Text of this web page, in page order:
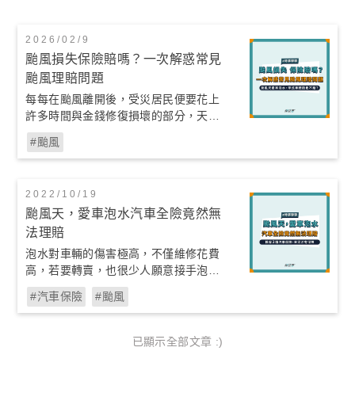
颱風損失保險賠嗎？一次解惑常見
颱風理賠問題
2026/02/9
每每在颱風離開後，受災居民便要花上
許多時間與金錢修復損壞的部分，天災
造成的損失除了只能自認倒霉，有沒有
保險能提供保障呢？今天保立答就要來
#颱風
颱風天，愛車泡水汽車全險竟然無
法理賠
2022/10/19
泡水對車輛的傷害極高，不僅維修花費
高，若要轉賣，也很少人願意接手泡水
車。若泡水到一定程度，往往都只能報
廢處理。若百萬新車最後因泡水而直接
保障呢？今天就讓我們一起了解，我們
#汽車保險 #颱風
已顯示全部文章 :)